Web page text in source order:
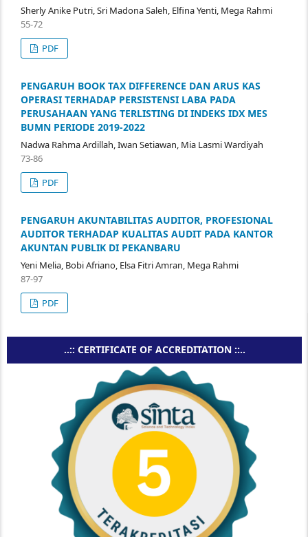
Sherly Anike Putri, Sri Madona Saleh, Elfina Yenti, Mega Rahmi
55-72
PDF
PENGARUH BOOK TAX DIFFERENCE DAN ARUS KAS
OPERASI TERHADAP PERSISTENSI LABA PADA
PERUSAHAAN YANG TERLISTING DI INDEKS IDX MES
BUMN PERIODE 2019-2022
Nadwa Rahma Ardillah, Iwan Setiawan, Mia Lasmi Wardiyah
73-86
PDF
PENGARUH AKUNTABILITAS AUDITOR, PROFESIONAL
AUDITOR TERHADAP KUALITAS AUDIT PADA KANTOR
AKUNTAN PUBLIK DI PEKANBARU
Yeni Melia, Bobi Afriano, Elsa Fitri Amran, Mega Rahmi
87-97
PDF
..:: CERTIFICATE OF ACCREDITATION ::..